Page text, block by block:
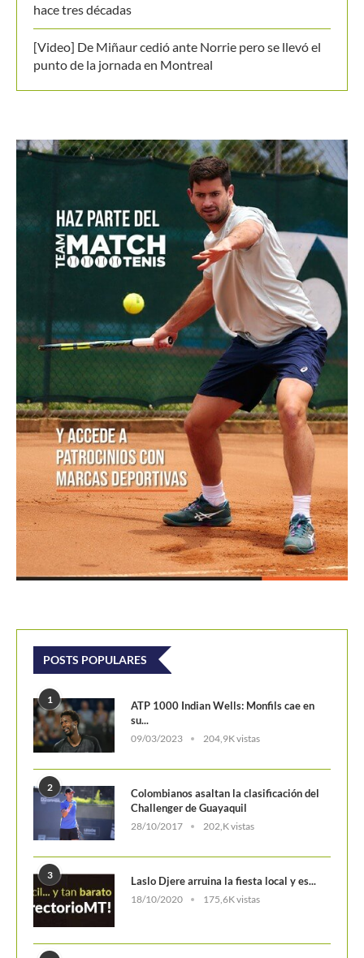
hace tres décadas
[Video] De Miñaur cedió ante Norrie pero se llevó el
punto de la jornada en Montreal
POSTS POPULARES
1
ATP 1000 Indian Wells: Monfils cae en
su...
09/03/2023 204,9K vistas
2
Colombianos asaltan la clasificación del
Challenger de Guayaquil
28/10/2017 202,K vistas
3 Laslo Djere arruina la fiesta local y es...
18/10/2020 175,6K vistas